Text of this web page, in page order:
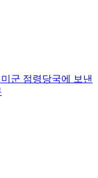
군 점령당국에 보낸